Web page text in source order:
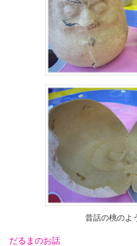
昔話の桃のよ
だるまのお話